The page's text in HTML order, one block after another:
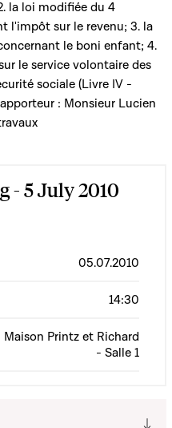
la loi modifiée du 4
l'impôt sur le revenu; 3. la
le boni enfant; 4.
le service volontaire des
sociale (Livre IV -
: Monsieur Lucien
- 5 July 2010
05.07.2010
14:30
Maison Printz et Richard
- Salle 1